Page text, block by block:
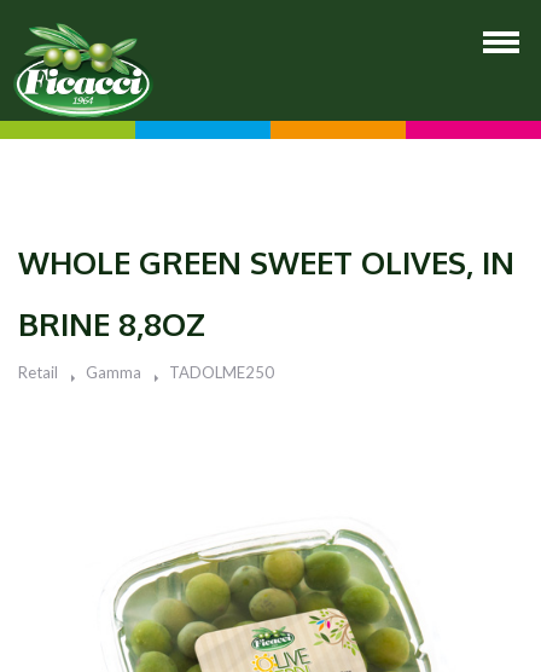
WHOLE GREEN SWEET OLIVES, IN
BRINE 8,8OZ
Retail Gamma TADOLME250